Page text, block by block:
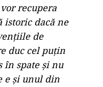
recupera
istoric dacă ne
de
duc cel puţin
în spate şi nu
e şi unul din